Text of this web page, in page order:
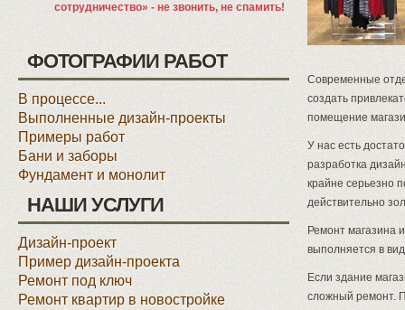
сотрудничество» - не звонить, не спамить!
ФОТОГРАФИИ РАБОТ
В процессе...
Выполненные дизайн-проекты
Примеры работ
Бани и заборы
Фундамент и монолит
НАШИ УСЛУГИ
Дизайн-проект
Пример дизайн-проекта
Ремонт под ключ
Ремонт квартир в новостройке
Современные
создать
помещение
У нас есть
разработка
крайне серьезно
действительно
Ремонт магазина
выполняется в
Если здание
сложный ремонт.